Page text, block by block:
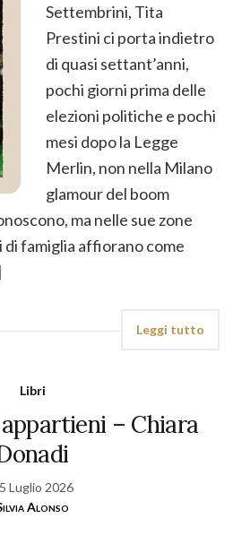
Settembrini, Tita
Prestini ci porta indietro
di quasi settant’anni,
pochi giorni prima delle
elezioni politiche e pochi
mesi dopo la Legge
Merlin, non nella Milano
glamour del boom
ma nelle sue zone
di famiglia affiorano come
Leggi tutto
Libri
– Chiara
Luglio 2026
Alonso